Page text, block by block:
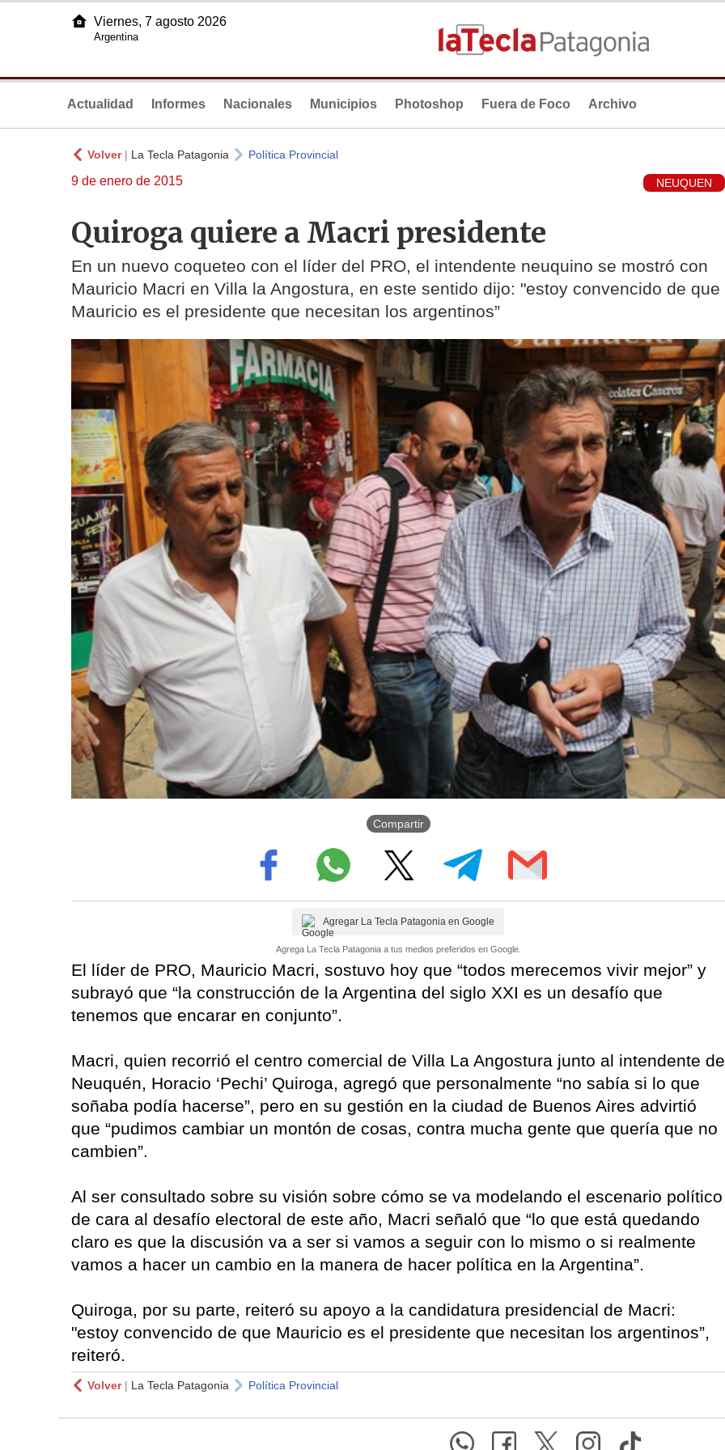
Viernes, 7 agosto 2026
Argentina
Actualidad Informes Nacionales Municipios Photoshop Fuera de Foco Archivo
Volver| La Tecla Patagonia Política Provincial
9 de enero de 2015 NEUQUEN
Quiroga quiere a Macri presidente
En un nuevo coqueteo con el líder del PRO, el intendente neuquino se mostró con
Mauricio Macri en Villa la Angostura, en este sentido dijo: "estoy convencido de que
Mauricio es el presidente que necesitan los argentinos”
Compartir
Agregar La Tecla Patagonia en Google
Agrega La Tecla Patagonia a tus medios preferidos en Google.
El líder de PRO, Mauricio Macri, sostuvo hoy que “todos merecemos vivir mejor” y
subrayó que “la construcción de la Argentina del siglo XXI es un desafío que
tenemos que encarar en conjunto”.
Macri, quien recorrió el centro comercial de Villa La Angostura junto al intendente de
Neuquén, Horacio ‘Pechi’ Quiroga, agregó que personalmente “no sabía si lo que
soñaba podía hacerse”, pero en su gestión en la ciudad de Buenos Aires advirtió
que “pudimos cambiar un montón de cosas, contra mucha gente que quería que no
cambien”.
Al ser consultado sobre su visión sobre cómo se va modelando el escenario político
de cara al desafío electoral de este año, Macri señaló que “lo que está quedando
claro es que la discusión va a ser si vamos a seguir con lo mismo o si realmente
vamos a hacer un cambio en la manera de hacer política en la Argentina”.
Quiroga, por su parte, reiteró su apoyo a la candidatura presidencial de Macri:
"estoy convencido de que Mauricio es el presidente que necesitan los argentinos”,
reiteró.
Volver| La Tecla Patagonia Política Provincial